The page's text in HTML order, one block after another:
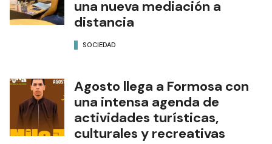
una nueva mediación a
distancia
SOCIEDAD
Agosto llega a Formosa con
una intensa agenda de
actividades turísticas,
culturales y recreativas